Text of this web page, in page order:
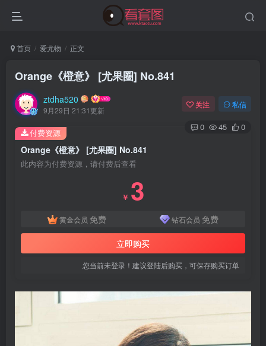
首页 爱尤物 正文
Orange《橙意》 [尤果圈] No.841
ztdha520
9月29日 21:31更新
关注 私信
0 45 0
Orange《橙意》 [尤果圈] No.841
此内容为付费资源，请付费后查看
￥ 3
黄金会员 免费 钻石会员 免费
立即购买
您当前未登录！建议登陆后购买，可保存购买订单
付费资源
没有账号？立即注册
用户名或邮箱
记住登录
登录